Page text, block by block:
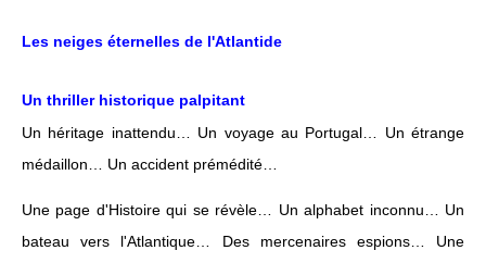
Les neiges éternelles de l'Atlantide
Un thriller historique palpitant
Un héritage inattendu… Un voyage au Portugal… Un étrange
médaillon… Un accident prémédité…
Une page d'Histoire qui se révèle… Un alphabet inconnu… Un
bateau vers l'Atlantique… Des mercenaires espions… Une